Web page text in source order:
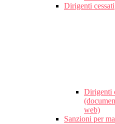
Dirigenti cessati
Dirigenti
web)
Sanzioni per